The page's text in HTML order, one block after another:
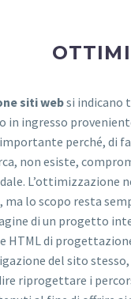
siti websi indicano
in ingresso
perché, di
non esiste,
L’ottimizzazione
lo scopo resta
di un progetto
HTML di
del sito
riprogettare i